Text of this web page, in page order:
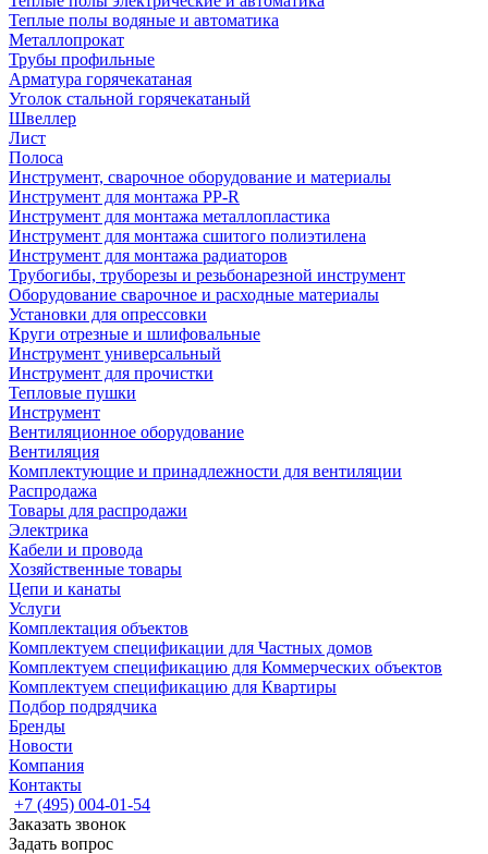
Теплые полы водяные и автоматика
Металлопрокат
Трубы профильные
Арматура горячекатаная
Уголок стальной горячекатаный
Швеллер
Лист
Полоса
Инструмент, сварочное оборудование и материалы
Инструмент для монтажа PP-R
Инструмент для монтажа металлопластика
Инструмент для монтажа сшитого полиэтилена
Инструмент для монтажа радиаторов
Трубогибы, труборезы и резьбонарезной инструмент
Оборудование сварочное и расходные материалы
Установки для опрессовки
Круги отрезные и шлифовальные
Инструмент универсальный
Инструмент для прочистки
Тепловые пушки
Инструмент
Вентиляционное оборудование
Вентиляция
Комплектующие и принадлежности для вентиляции
Распродажа
Товары для распродажи
Электрика
Кабели и провода
Хозяйственные товары
Цепи и канаты
Услуги
Комплектация объектов
Комплектуем спецификации для Частных домов
Комплектуем спецификацию для Коммерческих объектов
Комплектуем спецификацию для Квартиры
Подбор подрядчика
Бренды
Новости
Компания
Контакты
+7 (495) 004-01-54
Заказать звонок
Задать вопрос